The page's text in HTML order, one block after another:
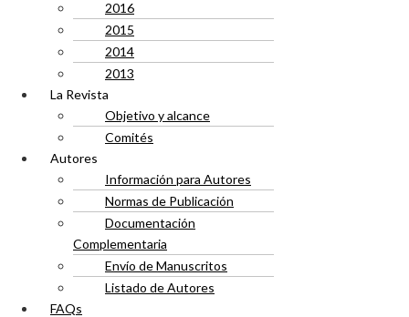
2016
2015
2014
2013
La Revista
Objetivo y alcance
Comités
Autores
Información para Autores
Normas de Publicación
Documentación
Complementaria
Envío de Manuscritos
Listado de Autores
FAQs